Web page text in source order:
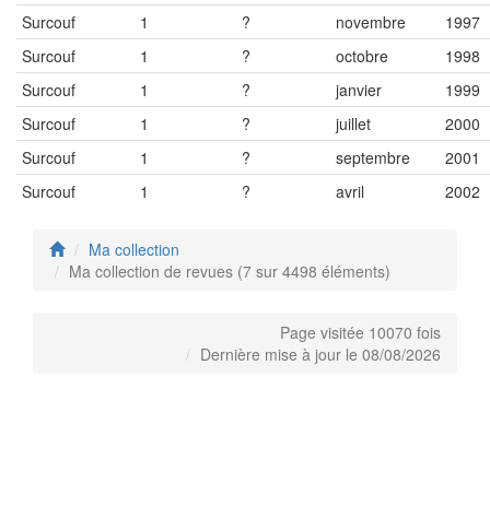
Surcouf
1 ? novembre
1997
Surcouf
1 ? octobre
1998
Surcouf
1 ? janvier
1999
Surcouf
1 ? juillet
2000
Surcouf
1 ? septembre
2001
Surcouf
1 ? avril 2002
Ma collection
Ma collection de revues (7 sur 4498 éléments)
Page visitée 10070 fois
Dernière mise à jour le 08/08/2026